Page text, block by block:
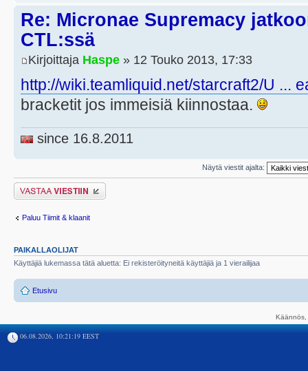
Re: Micronae Supremacy
CTL:ssä
Kirjoittaja Haspe » 12 Touko 2013, 17:33
http://wiki.teamliquid.net/starcraft2/U ...
bracketit jos immeisiä kiinnostaa.
since 16.8.2011
Näytä viestit ajalta:
Lähetä vastaus
Paluu Tiimit & klaanit
PAIKALLAOLIJAT
Käyttäjiä lukemassa tätä aluetta: Ei rekisteröityneitä käyttäjiä ja 1 vierailijaa
Etusivu
06.08.2026, 10:21:19 EEST